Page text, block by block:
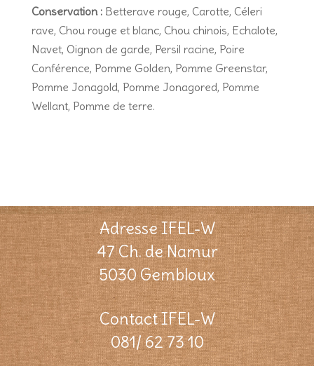
Conservation : Betterave rouge, Carotte, Céleri
rave, Chou rouge et blanc, Chou chinois, Echalote,
Navet, Oignon de garde, Persil racine, Poire
Conférence, Pomme Golden, Pomme Greenstar,
Pomme Jonagold, Pomme Jonagored, Pomme
Wellant, Pomme de terre.
Adresse IFEL-W
47 Ch. de Namur
5030 Gembloux
Contact IFEL-W
081/ 62 73 10